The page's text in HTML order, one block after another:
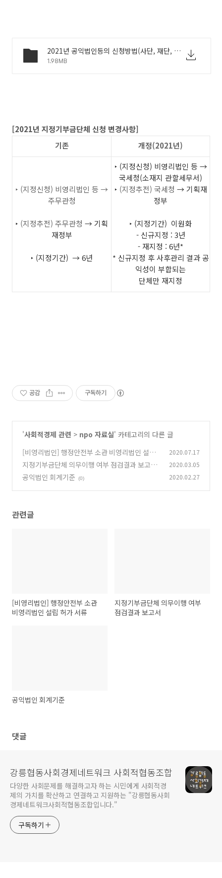
2021년 공익법인등의 신청방법(사단, 재단, 사회적협동조합, 공공기관, 비영리외국법인).hwp
1.98MB
[2021년 지정기부금단체 신청 변경사항]
기존
개정(2021년)
‣ (지정신청) 비영리법인 등 →
주무관청
‣ (지정추전) 주무관청 → 기획
재정부
‣ (지정기간) → 6년
‣ (지정신청) 비영리법인 등 →
국세청(소재지 관할세무서)
‣ (지정추전) 국세청 → 기획재
정부
‣ (지정기간) 이원화
- 신규지정 : 3년
- 재지정 : 6년*
* 신규지정 후 사후관리 결과 공
익성이 부합되는
단체만 재지정
공감 구독하기
'사회적경제 관련 > npo 자료실' 카테고리의 다른 글
[비영리법인] 행정안전부 소관 비영리법인 설립
허가 서류 (0)
2020.07.17
지정기부금단체 의무이행 여부 점검결과 보고서
(0)
2020.03.05
공익법인 회계기준 (0) 2020.02.27
관련글
[비영리법인] 행정안전부 소관
비영리법인 설립 허가 서류
지정기부금단체 의무이행 여부
점검결과 보고서
공익법인 회계기준
댓글
강릉협동사회경제네트워크 사회적협동조합
다양한 사회문제를 해결하고자 하는 시민에게 사회적경
제의 가치를 확산하고 연결하고 지원하는 "강릉협동사회
경제네트워크사회적협동조합입니다."
구독하기